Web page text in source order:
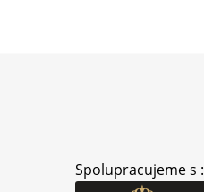
Spolupracujeme s :